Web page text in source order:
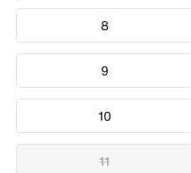
8
9
10
11